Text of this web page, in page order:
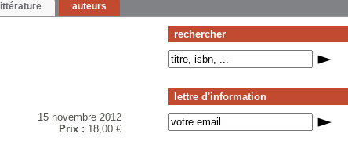
littérature auteurs
rechercher
lettre d'information
15 novembre 2012
Prix : 18,00 €